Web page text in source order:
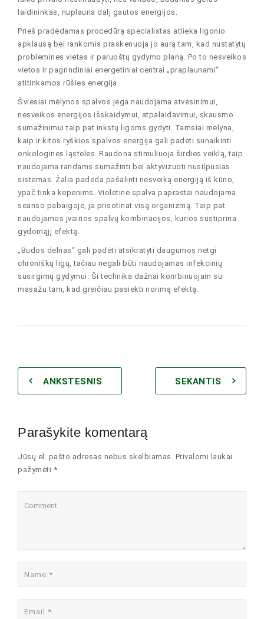
laidininkas, nuplauna dalį gautos energijos.
Prieš pradėdamas procedūrą specialistas atlieka ligonio
apklausą bei rankomis praskenuoja jo aurą tam, kad nustatytų
problemines vietas ir paruoštų gydymo planą. Po to nesveikos
vietos ir pagrindiniai energetiniai centrai „praplaunami“
atitinkamos rūšies energija.
Šviesiai mėlynos spalvos jėga naudojama atvėsinimui,
nesveikos energijos išskaidymui, atpalaidavimui, skausmo
sumažinimui taip pat inkstų ligoms gydyti. Tamsiai mėlyna,
kaip ir kitos ryškios spalvos energija gali padėti sunaikinti
onkologines ląsteles. Raudona stimuliuoja širdies veiklą, taip
naudojama randams sumažinti bei aktyvizuoti nusilpusias
sistemas. Žalia padeda pašalinti nesveiką energiją iš kūno,
ypač tinka kepenims. Violetinė spalva paprastai naudojama
seanso pabaigoje, ja prisotinat visą organizmą. Taip pat
naudojamos įvairios spalvų kombinacijos, kurios sustiprina
gydomąjį efektą.
„Budos delnas“ gali padėti atsikratyti daugumos netgi
chroniškų ligų, tačiau negali būti naudojamas infekcinių
susirgimų gydymui. Ši technika dažnai kombinuojam su
masažu tam, kad greičiau pasiekti norimą efektą.
ANKSTESNIS SEKANTIS
Parašykite komentarą
Jūsų el. pašto adresas nebus skelbiamas. Privalomi laukai
pažymėti *